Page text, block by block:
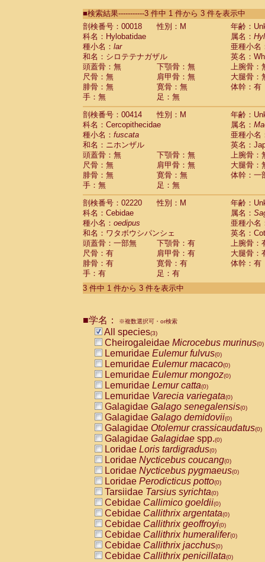
CebidaeSaguinus labiatus(0)
Cebidae Saguinus leucopus (0)
CebidaeSaguinus midas
Cebidae
CebidaeSaguinus nigricollis (0)
Cebidae Saguinus oedipus
Cebidae Saguinus weddelli
Cebidae Saguinusspp.
Cebidae Aotus trivirgatus
Cebidae Cebus albifrons
CebidaeCebus apella
Cebidae
CebidaeCebus nigrivittatus
Cebidae Cebusspp.(0)
Cebidae Saimiri boliviensis
Cebidae Saimiri sciureus
Atelidae Alouatta caraya
AtelidaeAlouatta fusca
AtelidaeAlouatta seniculus
Atelidae
Atelidae Ateles belzebuth
Atelidae Ateles geoffroyi
Atelidae Ateles paniscus
Atelidae Atelesspp.
Atelidae Lagothrix lagothricha
AtelidaeLagothrix lagothricha cana(0)
PitheciidaeCacajao calvus
Pitheciidae
Pitheciidae Callicebus moloch
PitheciidaeCallicebus torquatus
PitheciidaeCallicebusspp.(0)
PitheciidaeChiropotes satanas
PitheciidaePithecia monachus
PitheciidaePithecia pithecia(0)
CercopithecidaeCercocebus agilis
CercopithecidaeCercocebus
CercopithecidaeCercocebus
CercopithecidaeCercocebus
CercopithecidaeCercocebus
CercopithecidaeCercocebus
CercopithecidaeCercocebus
CercopithecidaeLophocebus
CercopithecidaePapio anubis(0)
CercopithecidaePapio cynocephalus
Cercopithecidae Papio hamadryas
CercopithecidaePapio papio
CercopithecidaePapiospp.(0)
CercopithecidaeMandrillus
CercopithecidaeMandrillus sphinx
CercopithecidaeTheropithecus
CercopithecidaeMacaca arctoides
■検索結果-----------3 件中 1 件から 3 件を表示中
剖検番号：00018
性別：M
年齢：
科名：Hylobatidae
属名：
種小名： lar
亜種小名
和名：シロテテナガザル
英名：
頭蓋骨：無
下顎骨：無
上腕骨：
尺骨：無
肩甲骨：無
大腿骨：
腓骨：無
寛骨：無
体幹：有
手：無
足：無
剖検番号：00414
性別：M
年齢：
科名：Cercopithecidae
属名：
種小名： fuscata
亜種小名
和名：ニホンザル
英名：
頭蓋骨：無
下顎骨：無
上腕骨：
尺骨：無
肩甲骨：無
大腿骨：
腓骨：無
寛骨：無
体幹：一
手：無
足：無
剖検番号：02220
性別：M
年齢：
科名：Cebidae
属名：
種小名： oedipus
亜種小名
和名：ワタボウシパンシェ
英名：
頭蓋骨：一部無
下顎骨：有
上腕骨：
尺骨：有
肩甲骨：有
大腿骨：
腓骨：有
寛骨：有
体幹：有
手：有
足：有
3 件中 1 件から 3 件を表示中
■学名： ※複数選択可・or検索
All species(3)
Cheirogaleidae Microcebus murinus(0)
Lemuridae Eulemur fulvus(0)
Lemuridae Eulemur macaco(0)
Lemuridae Eulemur mongoz(0)
Lemuridae Lemur catta(0)
Lemuridae Varecia variegata(0)
Galagidae Galago senegalensis(0)
Galagidae Galago demidovii(0)
Galagidae Otolemur crassicaudatus(0)
Galagidae Galagidae spp.(0)
Loridae Loris tardigradus(0)
Loridae Nycticebus coucang(0)
Loridae Nycticebus pygmaeus(0)
Loridae Perodicticus potto(0)
Tarsiidae Tarsius syrichta(0)
Cebidae Callimico goeldii(0)
Cebidae Callithrix argentata(0)
Cebidae Callithrix geoffroyi(0)
Cebidae Callithrix humeralifer(0)
Cebidae Callithrix jacchus(0)
Cebidae Callithrix penicillata(0)